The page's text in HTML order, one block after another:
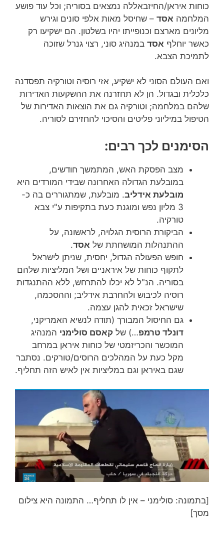
כוחות איראן/החיזבאללה נמצאים בסוריה; וכל עוד פושע
המלחמה אסד – שחיסל מאות אלפי סונים וגירש
מליונים מארצם וכנופייתו יהיו בשלטון. הם ישקיעו רק
כאשר יוחלף אסד במנהיג סוני, רצוי גנרל שזוכה
לתמיכת הצבא.
ואם העולם הסוני לא ישקיע, אזי רוסיה וטורקיה תפסדנה
כלכלית ובגדול. הן לא תחזרנה את ההשקעות האדירות
שלהם במלחמה; וטורקיה גם את הוצאות האדירות של
הטיפול במיליוני פליטים והסיכוי להחזירם לסוריה.
הסימנים לכך רבים:
מצב הפסקת האש, המתמשך חודשים,
במובלעת הגדולה האחרונה שבידי המורדים היא
מובלעת אידליב. מובלעת, שמתגוררים בה כ-
3 מליון נפש ומוגנת כעת בתקיפות ע"י צבא
טורקיה.
הביקורת הרוסית הגלויה, לראשונה, על
ההתנהלות המושחתת של אסד.
חופש הפעולה הגדול, יחסית, שניתן לישראל
לתקוף כוחות של איראניים ושל המליציות שלהם
בסוריה. הנ"ל לא יכלו להתרחש, ללא ההתנגדות
רוסיה לכיבוש ולהחרבת אידליב; וההסכמה,
שישראל זכאית להגן עצמה.
גם החיסול המבורך (תודה לנשיא האמריקני,
דונלד טרמפ…) של קאסם סולימני המנהיג
המוכשר והכריזמטי של כוחות איראן במרחב
מקל כעת על המהלכים הרוסים/טורקים. נסתבר
שגם באיראן וגם במליציות אין לאיש הזה תחליף.
[בתמונה: סולימני – אין לו תחליף… התמונה היא צילום
מסך]